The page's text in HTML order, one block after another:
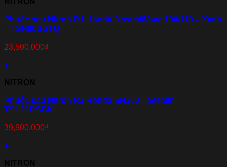
Phuộc sau Nitron R1 Honda Dream/Wave 100/110 – Xanh
– TSH00SGTQ
23,500,000₫
+
NITRON
Phuộc sau Nitron R3 Honda SH300 – Stealth –
TSH11RSBK
39,900,000₫
+
NITRON